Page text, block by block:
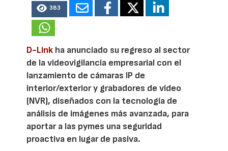
383
D-Link ha anunciado su regreso al sector
de la videovigilancia empresarial con el
lanzamiento de cámaras IP de
interior/exterior y grabadores de vídeo
(NVR), diseñados con la tecnología de
análisis de imágenes más avanzada, para
aportar a las pymes una seguridad
proactiva en lugar de pasiva.